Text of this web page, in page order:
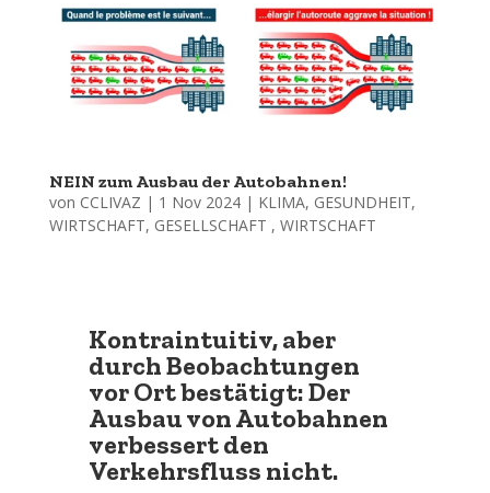
NEIN zum Ausbau der Autobahnen!
von CCLIVAZ | 1 Nov 2024| KLIMA, GESUNDHEIT,
WIRTSCHAFT, GESELLSCHAFT , WIRTSCHAFT
Kontraintuitiv, aber
durch Beobachtungen
vor Ort bestätigt: Der
Ausbau von Autobahnen
verbessert den
Verkehrsfluss nicht.